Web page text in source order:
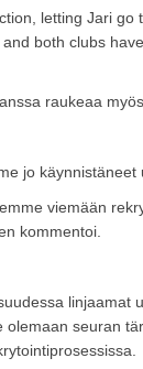
letting Jari
both clubs
raukeaa
jo käynnistäneet
viemään
kommentoi.
linjaamat
seuran